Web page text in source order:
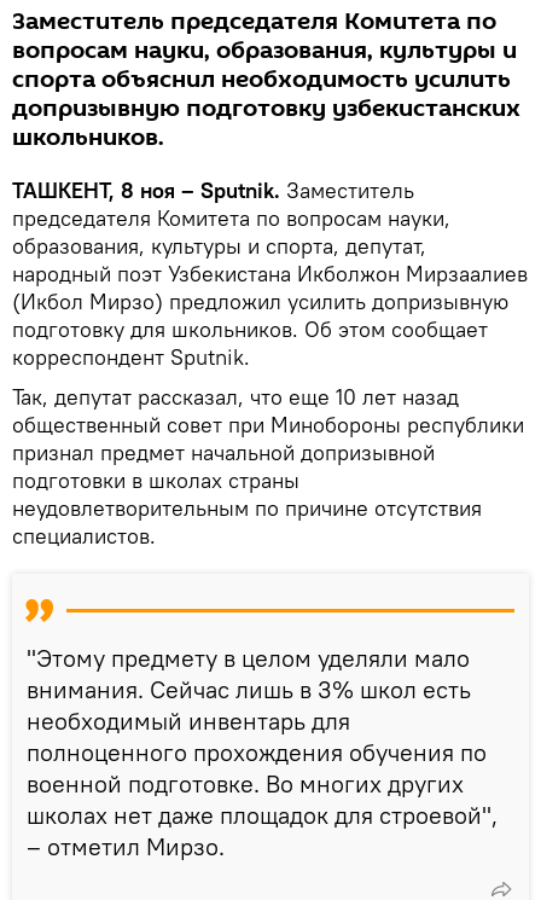
Заместитель председателя Комитета по
вопросам науки, образования, культуры и
спорта объяснил необходимость усилить
допризывную подготовку узбекистанских
школьников.
ТАШКЕНТ, 8 ноя – Sputnik. Заместитель
председателя Комитета по вопросам науки,
образования, культуры и спорта, депутат,
народный поэт Узбекистана Икболжон Мирзаалиев
(Икбол Мирзо) предложил усилить допризывную
подготовку для школьников. Об этом сообщает
корреспондент Sputnik.
Так, депутат рассказал, что еще 10 лет назад
общественный совет при Минобороны республики
признал предмет начальной допризывной
подготовки в школах страны
неудовлетворительным по причине отсутствия
специалистов.
"Этому предмету в целом уделяли мало
внимания. Сейчас лишь в 3% школ есть
необходимый инвентарь для
полноценного прохождения обучения по
военной подготовке. Во многих других
школах нет даже площадок для строевой",
– отметил Мирзо.